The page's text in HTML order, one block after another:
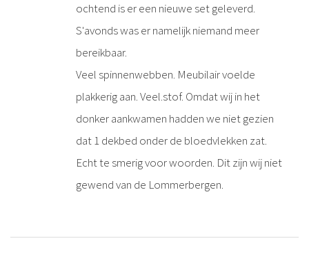
ochtend is er een nieuwe set geleverd.
S'avonds was er namelijk niemand meer
bereikbaar.
Veel spinnenwebben. Meubilair voelde
plakkerig aan. Veel.stof. Omdat wij in het
donker aankwamen hadden we niet gezien
dat 1 dekbed onder de bloedvlekken zat.
Echt te smerig voor woorden. Dit zijn wij niet
gewend van de Lommerbergen.